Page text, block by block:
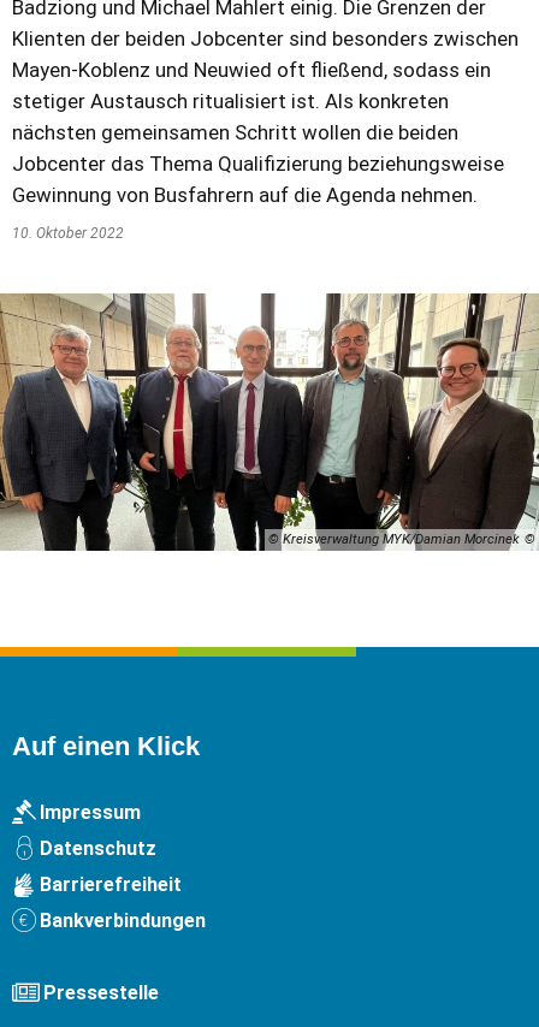
Badziong und Michael Mahlert einig. Die Grenzen der
Klienten der beiden Jobcenter sind besonders zwischen
Mayen-Koblenz und Neuwied oft fließend, sodass ein
stetiger Austausch ritualisiert ist. Als konkreten
nächsten gemeinsamen Schritt wollen die beiden
Jobcenter das Thema Qualifizierung beziehungsweise
Gewinnung von Busfahrern auf die Agenda nehmen.
10. Oktober 2022
© Kreisverwaltung MYK/Damian Morcinek
Auf einen Klick
Impressum
Datenschutz
Barrierefreiheit
Bankverbindungen
Pressestelle